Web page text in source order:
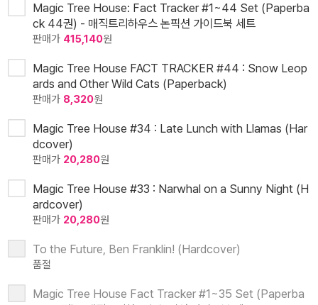
Magic Tree House: Fact Tracker #1~44 Set (Paperba
ck 44권) - 매직트리하우스 논픽션 가이드북 세트
판매가 415,140원
Magic Tree House FACT TRACKER #44 : Snow Leop
ards and Other Wild Cats (Paperback)
판매가 8,320원
Magic Tree House #34 : Late Lunch with Llamas (Har
dcover)
판매가 20,280원
Magic Tree House #33 : Narwhal on a Sunny Night (H
ardcover)
판매가 20,280원
To the Future, Ben Franklin! (Hardcover)
품절
Magic Tree House Fact Tracker #1~35 Set (Paperba